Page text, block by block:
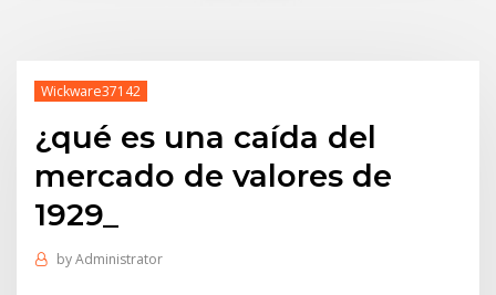
Wickware37142
¿qué es una caída del
mercado de valores de
1929_
byAdministrator